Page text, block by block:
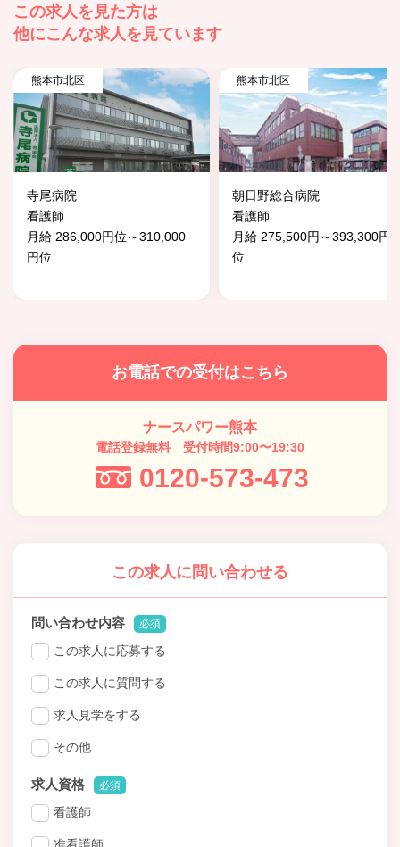
この求人を見た方は
他にこんな求人を見ています
熊本市北区
寺尾病院
看護師
月給 286,000円位～310,000
円位
熊本市北区
朝日野総合病院
看護師
月給 275,500円～393,300円
位
お電話での受付はこちら
ナースパワー熊本
電話登録無料 受付時間9:00〜19:30
0120-573-473
この求人に問い合わせる
問い合わせ内容 必須
この求人に応募する
この求人に質問する
求人見学をする
その他
求人資格 必須
看護師